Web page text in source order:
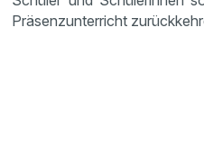
Präsenzunterricht